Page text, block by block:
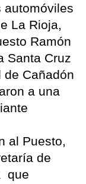
automóviles
La Rioja,
Ramón
Santa Cruz
de Cañadón
a una
al Puesto,
de
que